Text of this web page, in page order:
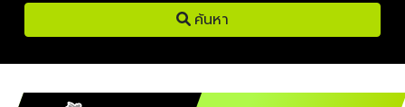
ค้นหา